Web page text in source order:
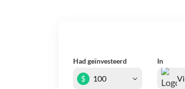
Had geïnvesteerd In
$